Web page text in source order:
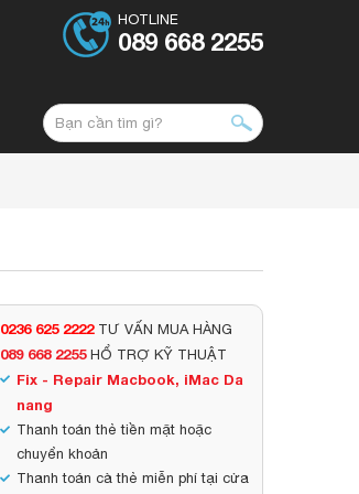
HOTLINE
089 668 2255
0236 625 2222 TƯ VẤN MUA HÀNG
089 668 2255HỔ TRỢ KỸ THUẬT
Fix - Repair Macbook, iMac Da
nang
Thanh toán thẻ tiền mặt hoặc
chuyển khoản
Thanh toán cà thẻ miễn phí tại cửa